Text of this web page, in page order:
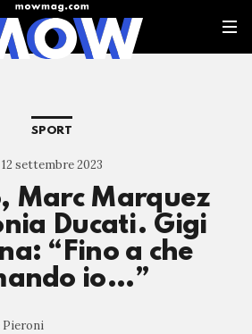
SPORT
12 settembre 2023
Marc Marquez
Ducati. Gigi
“Fino a che
io…”
Pieroni